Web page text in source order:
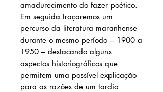
amadurecimento do fazer poético.
Em seguida traçaremos um
percurso da literatura maranhense
durante o mesmo período – 1900 a
1950 – destacando alguns
aspectos historiográficos que
permitem uma possível explicação
para as razões de um tardio